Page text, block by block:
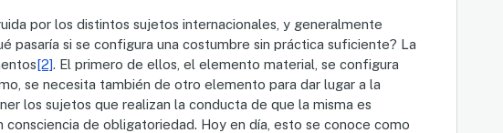
por los distintos sujetos internacionales, y generalmente
pasaría si se configura una costumbre sin práctica suficiente? La
[2]. El primero de ellos, el elemento material, se configura
se necesita también de otro elemento para dar lugar a la
los sujetos que realizan la conducta de que la misma es
de obligatoriedad. Hoy en día, esto se conoce como